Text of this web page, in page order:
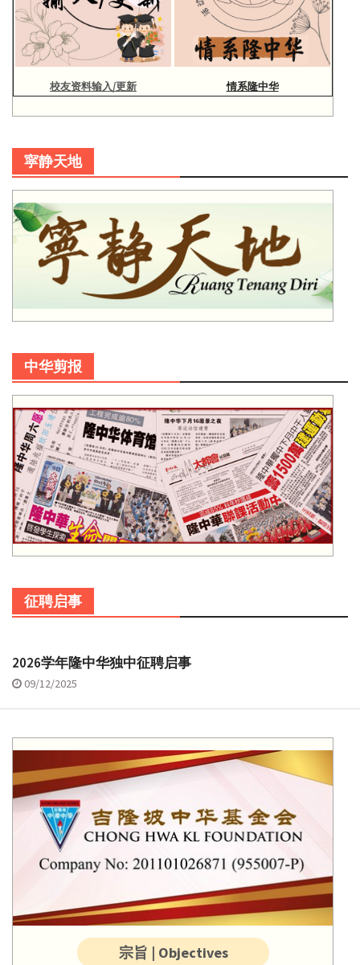
校友资料输入/更新 情系隆中华
寜静天地
中华剪报
征聘启事
2026学年隆中华独中征聘启事
09/12/2025
宗旨 | Objectives